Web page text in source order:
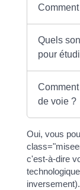
Quels
pour
de voie ?
Oui, vous
c'est-à-dire
inversement).